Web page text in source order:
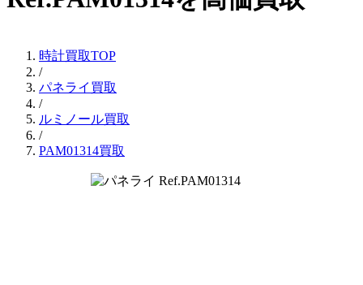
時計買取TOP
/
パネライ買取
/
ルミノール買取
/
PAM01314買取